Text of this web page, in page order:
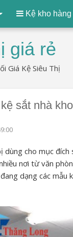
Kệ kho hàng
giá rẻ
Giá Kệ Siêu Thị
sắt nhà
dùng cho mục
nơi từ văn
dạng các mẫu